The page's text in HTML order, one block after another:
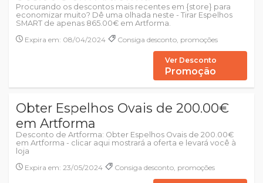
Procurando os descontos mais recentes em {store} para
economizar muito? Dê uma olhada neste - Tirar Espelhos
SMART de apenas 865.00€ em Artforma.
Expira em: 08/04/2024
Consiga desconto, promoções
Ver Desconto
Promoção
Obter Espelhos Ovais de 200.00€
em Artforma
Desconto de Artforma: Obter Espelhos Ovais de 200.00€
em Artforma - clicar aqui mostrará a oferta e levará você à
loja
Expira em: 23/05/2024
Consiga desconto, promoções